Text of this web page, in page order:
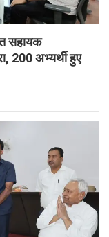
सहायक
200 अभ्यर्थी हुए